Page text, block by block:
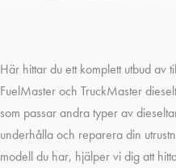
Här hittar du ett komplett utbud av
FuelMaster och TruckMaster
som passar andra typer av
underhålla och reparera din
modell du har, hjälper vi dig att